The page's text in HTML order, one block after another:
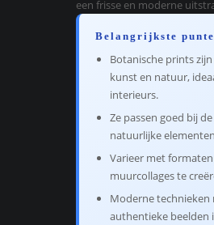
een frisse en moderne
Belangrijkste
Botanische prints
kunst en natuur,
interieurs.
Ze passen goed bij
natuurlijke
Varieer met
muurcollages te
Moderne
authentieke beelden